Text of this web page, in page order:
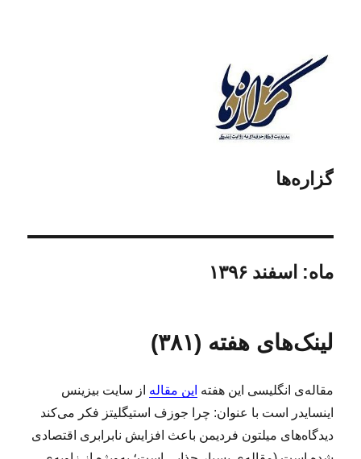
گزاره‌ها
ماه: اسفند ۱۳۹۶
لینک‌های هفته (۳۸۱)
مقاله‌ی انگلیسی این هفته این مقاله از سایت بیزینس
اینسایدر است با عنوان: چرا جوزف استیگلیتز فکر می‌کند
دیدگاه‌های میلتون فردیمن باعث افزایش نابرابری اقتصادی